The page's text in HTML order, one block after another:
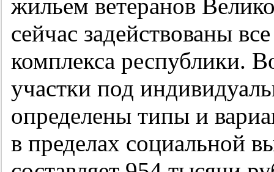
жильем ветеранов
сейчас задействованы
комплекса республики.
участки под
определены типы и
в пределах социальной